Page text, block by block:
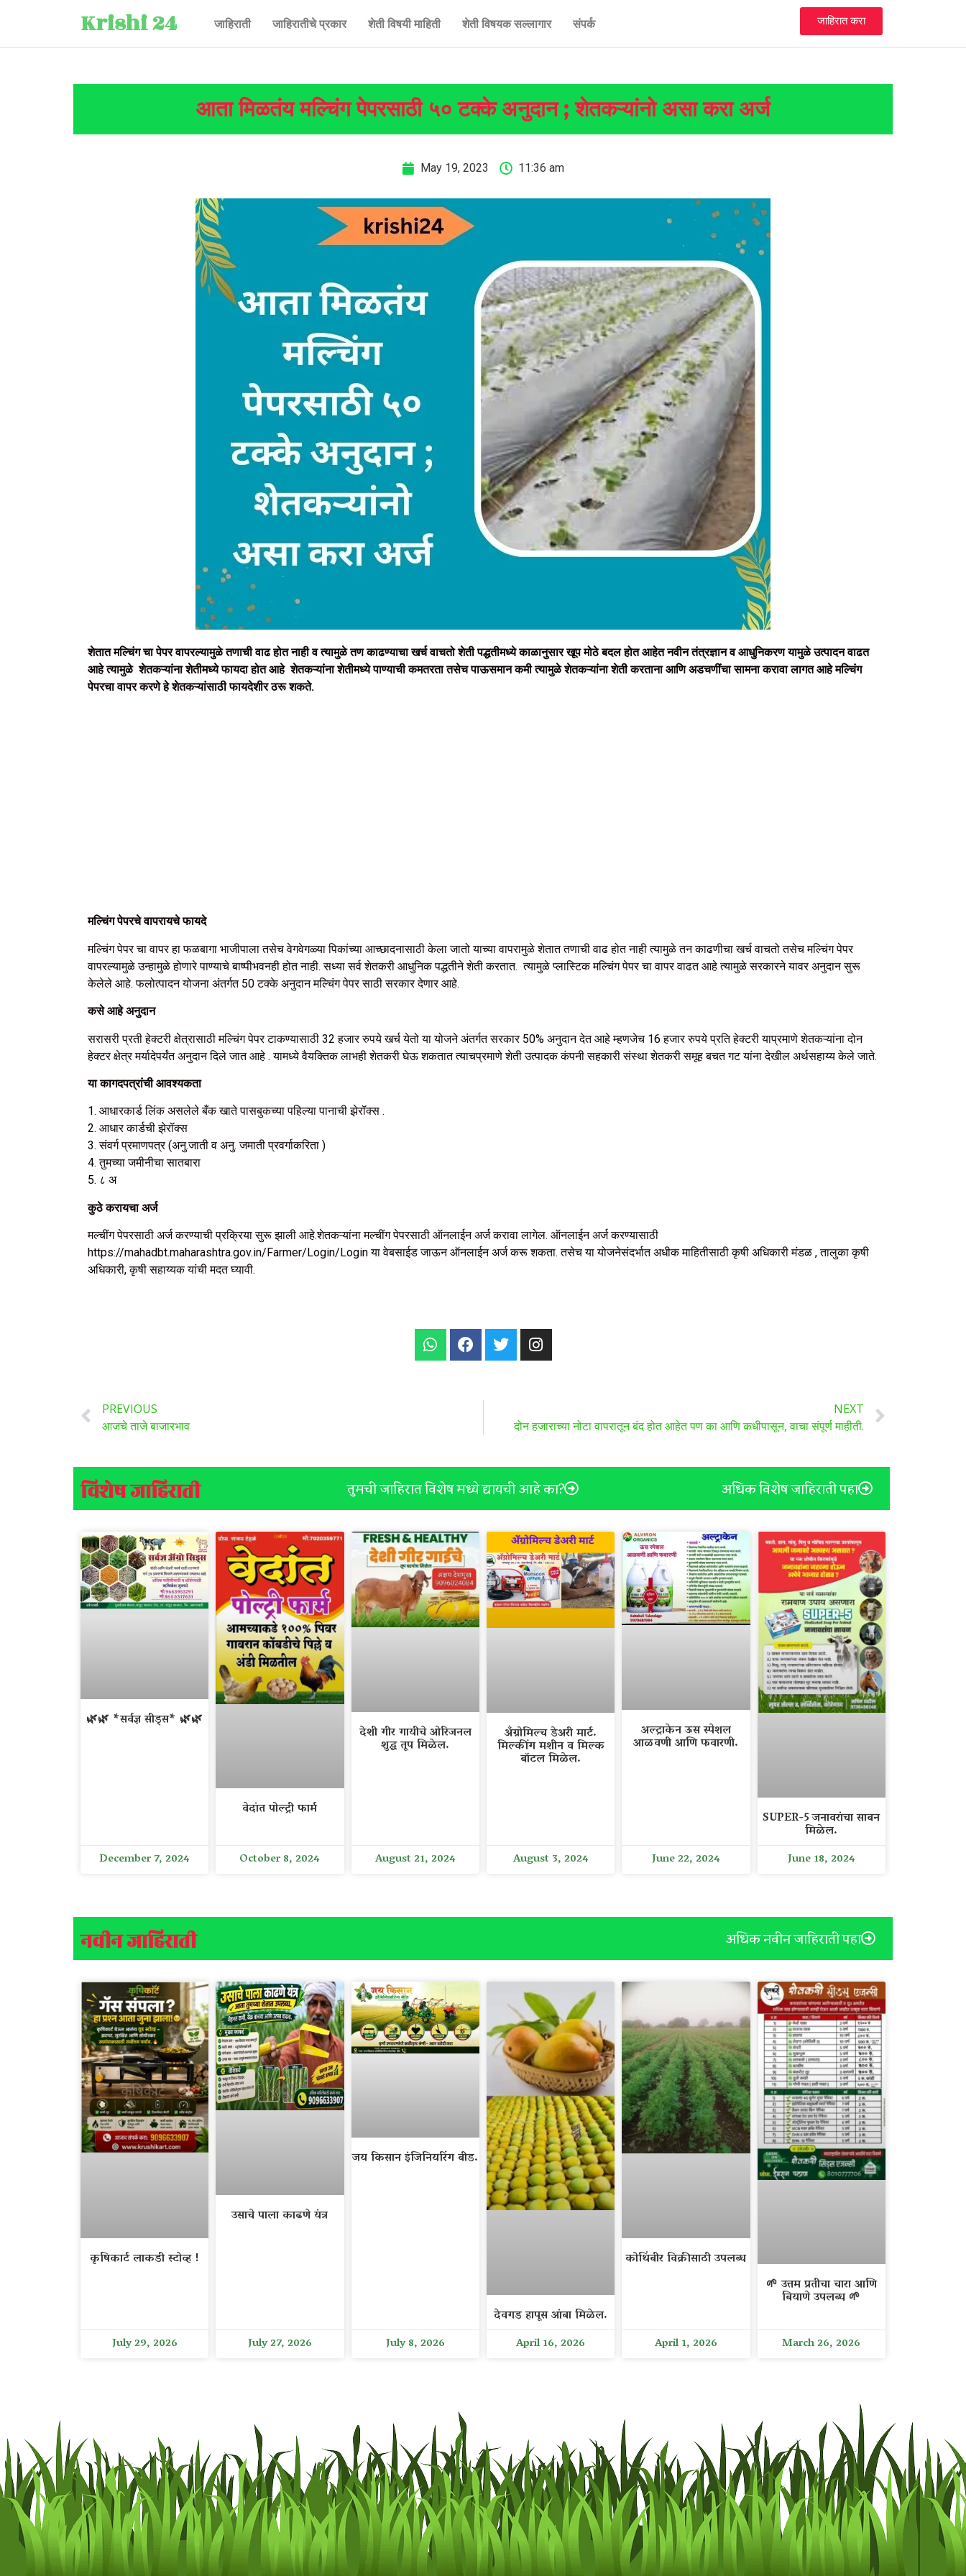
Krishi 24 जाहिराती जाहिरातीचे प्रकार शेती विषयी माहिती शेती विषयक सल्लागार संपर्क जाहिरात करा
आता मिळतंय मल्चिंग पेपरसाठी ५० टक्के अनुदान ; शेतकऱ्यांनो असा करा अर्ज
May 19, 2023 11:36 am
शेतात मल्चिंग चा पेपर वापरल्यामुळे तणाची वाढ होत नाही व त्यामुळे तण काढण्याचा खर्च वाचतो शेती पद्धतीमध्ये काळानुसार खूप मोठे बदल होत आहेत नवीन तंत्रज्ञान व आधुनिकरण यामुळे उत्पादन वाढत
आहे त्यामुळे शेतकऱ्यांना शेतीमध्ये फायदा होत आहे शेतकऱ्यांना शेतीमध्ये पाण्याची कमतरता तसेच पाऊसमान कमी त्यामुळे शेतकऱ्यांना शेती करताना आणि अडचणींचा सामना करावा लागत आहे मल्चिंग
पेपरचा वापर करणे हे शेतकऱ्यांसाठी फायदेशीर ठरू शकते.
मल्चिंग पेपरचे वापरायचे फायदे
मल्चिंग पेपर चा वापर हा फळबागा भाजीपाला तसेच वेगवेगळ्या पिकांच्या आच्छादनासाठी केला जातो याच्या वापरामुळे शेतात तणाची वाढ होत नाही त्यामुळे तन काढणीचा खर्च वाचतो तसेच मल्चिंग पेपर
वापरल्यामुळे उन्हामुळे होणारे पाण्याचे बाष्पीभवनही होत नाही. सध्या सर्व शेतकरी आधुनिक पद्धतीने शेती करतात. त्यामुळे प्लास्टिक मल्चिंग पेपर चा वापर वाढत आहे त्यामुळे सरकारने यावर अनुदान सुरू
केलेले आहे. फलोत्पादन योजना अंतर्गत 50 टक्के अनुदान मल्चिंग पेपर साठी सरकार देणार आहे.
कसे आहे अनुदान
सरासरी प्रती हेक्टरी क्षेत्रासाठी मल्चिंग पेपर टाकण्यासाठी 32 हजार रुपये खर्च येतो या योजने अंतर्गत सरकार 50% अनुदान देत आहे म्हणजेच 16 हजार रुपये प्रति हेक्टरी याप्रमाणे शेतकऱ्यांना दोन
हेक्टर क्षेत्र मर्यादेपर्यंत अनुदान दिले जात आहे . यामध्ये वैयक्तिक लाभही शेतकरी घेऊ शकतात त्याचप्रमाणे शेती उत्पादक कंपनी सहकारी संस्था शेतकरी समूह बचत गट यांना देखील अर्थसहाय्य केले जाते.
या कागदपत्रांची आवश्यकता
1. आधारकार्ड लिंक असलेले बँक खाते पासबुकच्या पहिल्या पानाची झेरॉक्स .
2. आधार कार्डची झेरॉक्स
3. संवर्ग प्रमाणपत्र (अनु.जाती व अनु. जमाती प्रवर्गाकरिता )
4. तुमच्या जमीनीचा सातबारा
5. ८ अ
कुठे करायचा अर्ज
मल्चींग पेपरसाठी अर्ज करण्याची प्रक्रिया सुरू झाली आहे.शेतकऱ्यांना मल्चींग पेपरसाठी ऑनलाईन अर्ज करावा लागेल. ऑनलाईन अर्ज करण्यासाठी
https://mahadbt.maharashtra.gov.in/Farmer/Login/Login या वेबसाईड जाऊन ऑनलाईन अर्ज करू शकता. तसेच या योजनेसंदर्भात अधीक माहितीसाठी कृषी अधिकारी मंडळ , तालुका कृषी
अधिकारी, कृषी सहाय्यक यांची मदत घ्यावी.
PREVIOUS
आजचे ताजे बाजारभाव
NEXT
दोन हजाराच्या नोटा वापरातून बंद होत आहेत पण का आणि कधीपासून, वाचा संपूर्ण माहीती.
विशेष जाहिराती तुमची जाहिरात विशेष मध्ये द्यायची आहे का? अधिक विशेष जाहिराती पहा
🌿🌿 *सर्वज्ञ सीड्स* 🌿🌿
December 7, 2024
वेदांत पोल्ट्री फार्म
October 8, 2024
देशी गीर गायीचे ओरिजनल
शुद्ध तूप मिळेल.
August 21, 2024
अँग्रोमिल्च डेअरी मार्ट.
मिल्कींग मशीन व मिल्क
बॉटल मिळेल.
August 3, 2024
अल्ट्राकेन ऊस स्पेशल
आळवणी आणि फवारणी.
June 22, 2024
SUPER-5 जनावरांचा साबन
मिळेल.
June 18, 2024
नवीन जाहिराती अधिक नवीन जाहिराती पहा
कृषिकार्ट लाकडी स्टोव्ह !
July 29, 2026
उसाचे पाला काढणे यंत्र
July 27, 2026
जय किसान इंजिनियरिंग बीड.
July 8, 2026
देवगड हापूस आंबा मिळेल.
April 16, 2026
कोथिंबीर विक्रीसाठी उपलब्ध
April 1, 2026
🌱 उत्तम प्रतीचा चारा आणि
बियाणे उपलब्ध 🌱
March 26, 2026